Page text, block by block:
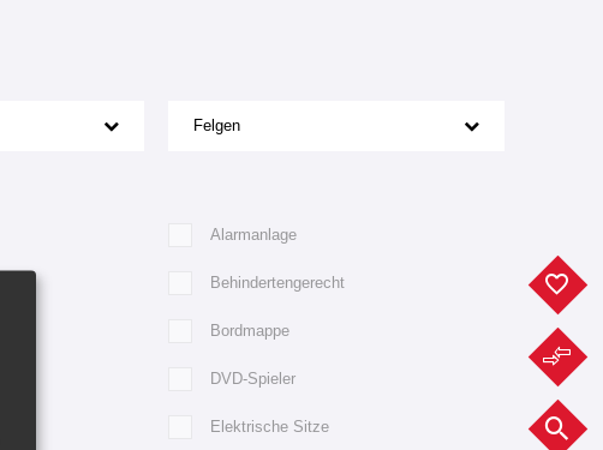
Felgen
Alarmanlage
Behindertengerecht
Bordmappe
DVD-Spieler
Elektrische Sitze